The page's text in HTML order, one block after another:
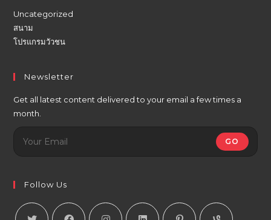
Uncategorized
สนาม
โปรแกรมวัวชน
Newsletter
Get all latest content delivered to your email a few times a
month.
GO
Follow Us